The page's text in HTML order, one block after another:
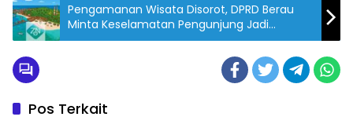
Pengamanan Wisata Disorot, DPRD Berau
Minta Keselamatan Pengunjung Jadi
Prioritas Utama
Pos Terkait